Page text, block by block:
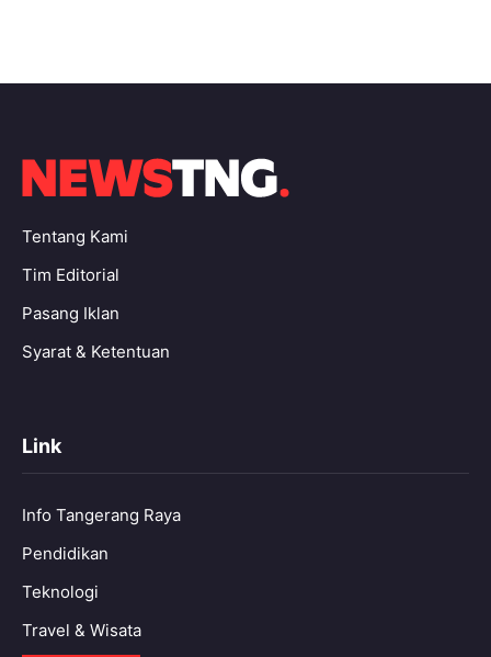
Tentang Kami
Tim Editorial
Pasang Iklan
Syarat & Ketentuan
Link
Info Tangerang Raya
Pendidikan
Teknologi
Travel & Wisata